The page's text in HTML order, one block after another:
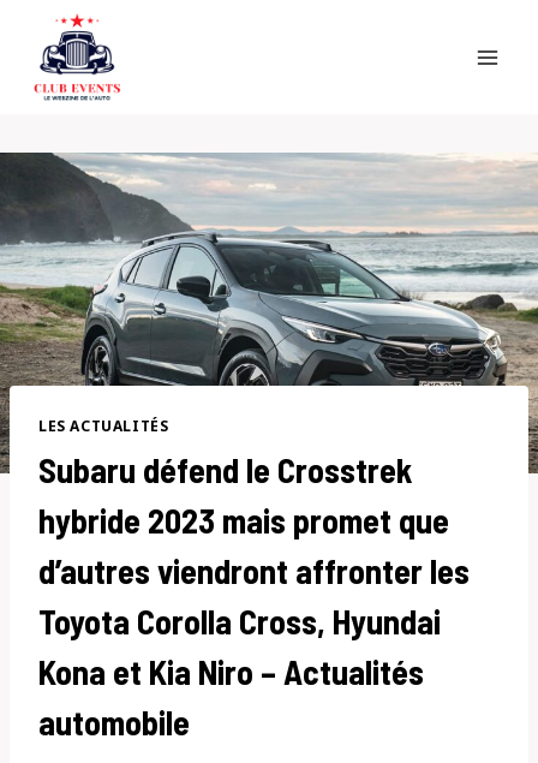
content
LES ACTUALITÉS
Subaru défend le Crosstrek
hybride 2023 mais promet que
d’autres viendront affronter les
Toyota Corolla Cross, Hyundai
Kona et Kia Niro – Actualités
automobile